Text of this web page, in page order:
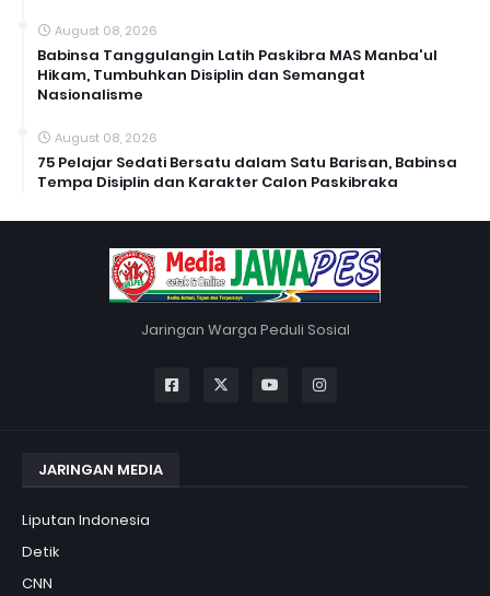
August 08, 2026
Babinsa Tanggulangin Latih Paskibra MAS Manba'ul
Hikam, Tumbuhkan Disiplin dan Semangat
Nasionalisme
August 08, 2026
75 Pelajar Sedati Bersatu dalam Satu Barisan, Babinsa
Tempa Disiplin dan Karakter Calon Paskibraka
Jaringan Warga Peduli Sosial
JARINGAN MEDIA
Liputan Indonesia
Detik
CNN